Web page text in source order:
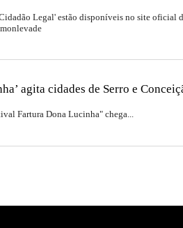
Legal' estão disponíveis no site oficial
agita cidades de Serro e
Fartura Dona Lucinha" chega...